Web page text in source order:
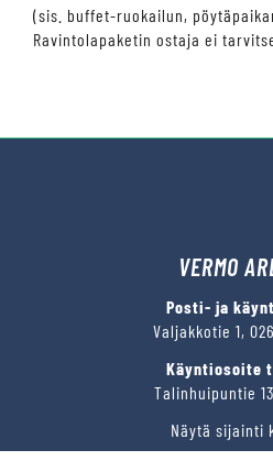
Kysy
(sis. buffet-ruokailun,
Ravintolapaketin ostaja ei
VERMO
Posti- ja
Valjakkotie 1,
Käyntiosoite
Talinhuipuntie
Näytä sijainti